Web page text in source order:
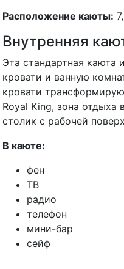
Расположение каюты:
Внутренняя
Эта стандартная каюта
кровати и ванную
кровати
Royal King, зона отдыха
столик с рабочей
В каюте:
фен
ТВ
радио
телефон
мини-бар
сейф